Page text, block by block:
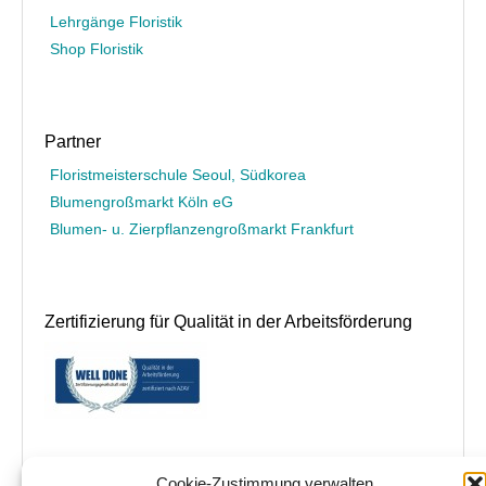
Lehrgänge Floristik
Shop Floristik
Partner
Floristmeisterschule Seoul, Südkorea
Blumengroßmarkt Köln eG
Blumen- u. Zierpflanzengroßmarkt Frankfurt
Zertifizierung für Qualität in der Arbeitsförderung